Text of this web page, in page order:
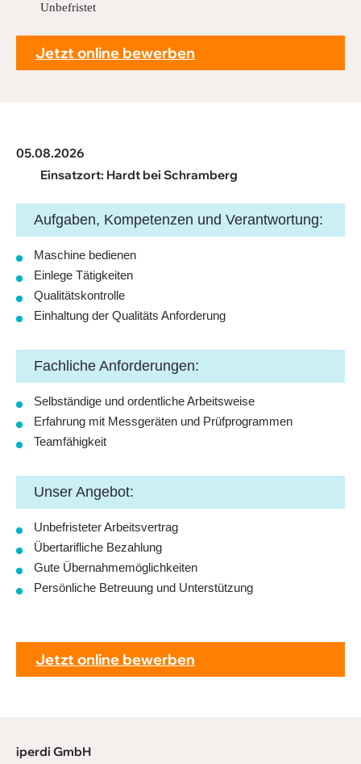
Unbefristet
Jetzt online bewerben
05.08.2026
Einsatzort: Hardt bei Schramberg
Aufgaben, Kompetenzen und Verantwortung:
Maschine bedienen
Einlege Tätigkeiten
Qualitätskontrolle
Einhaltung der Qualitäts Anforderung
Fachliche Anforderungen:
Selbständige und ordentliche Arbeitsweise
Erfahrung mit Messgeräten und Prüfprogrammen
Teamfähigkeit
Unser Angebot:
Unbefristeter Arbeitsvertrag
Übertarifliche Bezahlung
Gute Übernahmemöglichkeiten
Persönliche Betreuung und Unterstützung
Jetzt online bewerben
iperdi GmbH